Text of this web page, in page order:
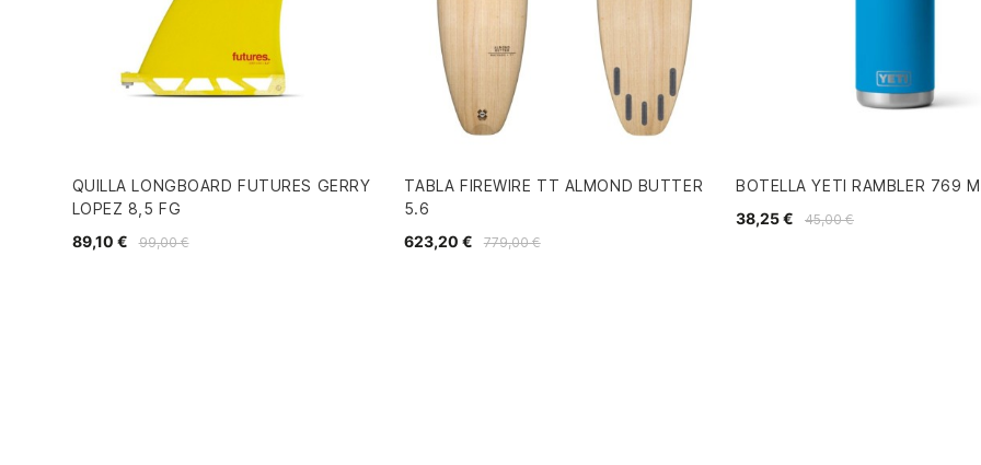
QUILLA LONGBOARD FUTURES GERRY
LOPEZ 8,5 FG
99,00 €
89,10 €
TABLA FIREWIRE TT ALMOND BUTTER
5.6
779,00 €
623,20 €
BOTELLA YETI RAMBLER 769
45,00 €
38,25 €